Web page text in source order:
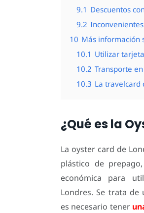
9.1 Descuentos
9.2
10 Más información
10.1 Utilizar
10.2 Transporte
10.3 La travelcard
¿Qué es la
La oyster card de
plástico de
económica para
Londres. Se trata de
es necesario tener